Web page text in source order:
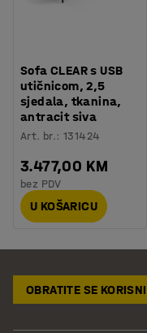
Sofa CLEAR s USB
utičnicom, 2,5
sjedala, tkanina,
antracit siva
Art. br.:131424
3.477,00 KM
bez PDV
U KOŠARICU
OBRATITE SE